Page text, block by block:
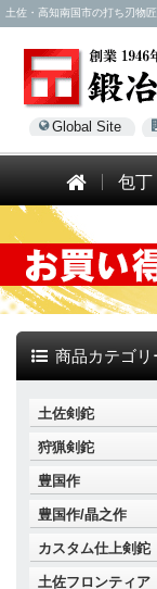
土佐・高知南国市の打ち刃物
Global Site
包丁
商品カテゴリ
土佐剣鉈
狩猟剣鉈
豊国作
豊国作/晶之作
カスタム仕上剣鉈
土佐フロンティ